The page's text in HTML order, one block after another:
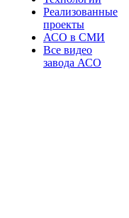
Реализованные
проекты
АСО в СМИ
Все видео
завода АСО